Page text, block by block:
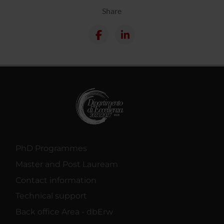
Share
PhD Programmes
Master and Post Lauream
Contact information
Technical support
Back office Area - dbErw